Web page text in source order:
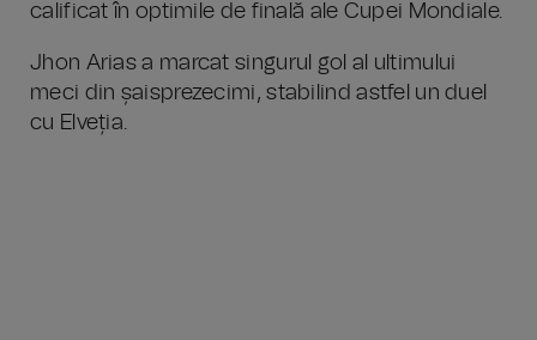
calificat în optimile de finală ale Cupei Mondiale.
Jhon Arias a marcat singurul gol al ultimului
meci din șaisprezecimi, stabilind astfel un duel
cu Elveția.